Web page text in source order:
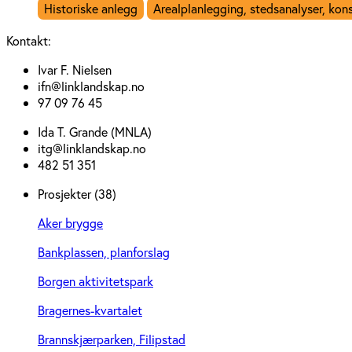
Historiske anlegg
Arealplanlegging, stedsanalyser,
Kontakt:
Ivar F. Nielsen
ifn@linklandskap.no
97 09 76 45
Ida T. Grande (MNLA)
itg@linklandskap.no
482 51 351
Prosjekter (38)
Aker brygge
Bankplassen, planforslag
Borgen aktivitetspark
Bragernes-kvartalet
Brannskjærparken, Filipstad